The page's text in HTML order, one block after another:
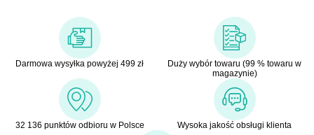
Darmowa wysyłka powyżej 499 zł
Duży wybór towaru (99 % towaru w
magazynie)
32 136 punktów odbioru w Polsce Wysoka jakość obsługi klienta